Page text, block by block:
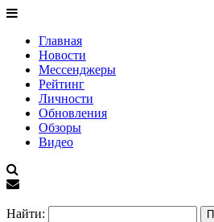
Главная
Новости
Мессенджеры
Рейтинг
Личности
Обновления
Обзоры
Видео
Найти: